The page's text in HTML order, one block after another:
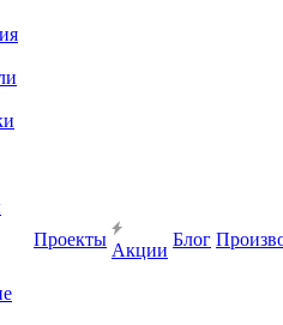
Проекты
Акции
Блог